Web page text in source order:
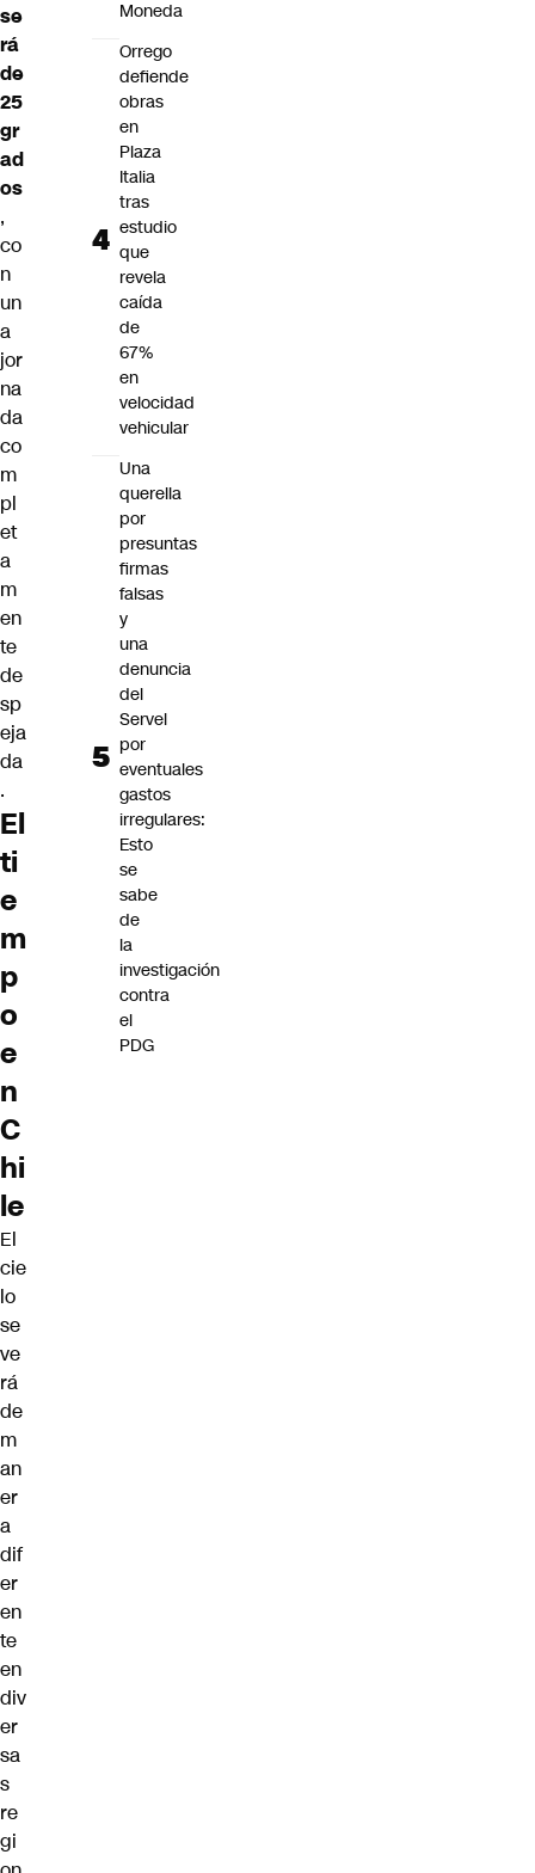
se
rá
de
25
gr
ad
os
,
co
n
un
a
jor
na
da
co
m
pl
et
a
m
en
te
de
sp
eja
da
.
El
ti
e
m
p
o
e
n
C
hi
le
El
cie
lo
se
ve
rá
de
m
an
er
a
dif
er
en
te
en
div
er
sa
s
re
gi
Moneda
Orrego
defiende
obras
en
Plaza
Italia
tras
estudio
que
revela
caída
de
67%
en
velocidad
vehicular
Una
querella
por
presuntas
firmas
falsas
y
una
denuncia
del
Servel
por
eventuales
gastos
irregulares:
Esto
se
sabe
de
la
investigación
contra
el
PDG